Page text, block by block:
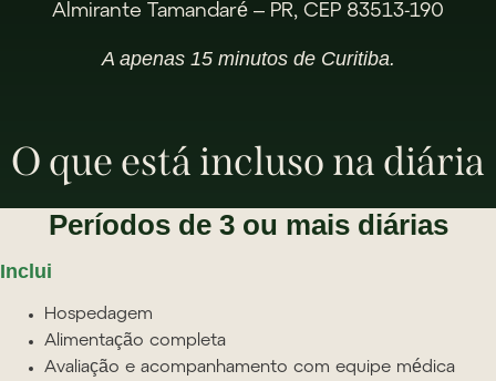
Almirante Tamandaré – PR, CEP 83513-190
A apenas 15 minutos de Curitiba.
O que está incluso na diária
Períodos de 3 ou mais diárias
Inclui
Hospedagem
Alimentação completa
Avaliação e acompanhamento com equipe médica